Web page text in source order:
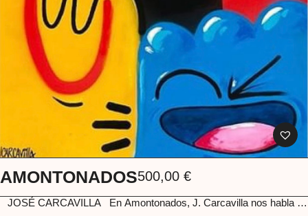
AMONTONADOS500,00 €
JOSÉ CARCAVILLA